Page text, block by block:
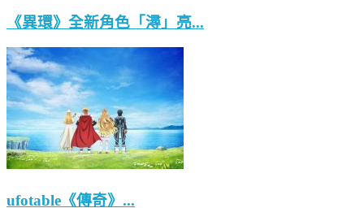
《異環》全新角色「潯」亮...
ufotable《傳奇》...